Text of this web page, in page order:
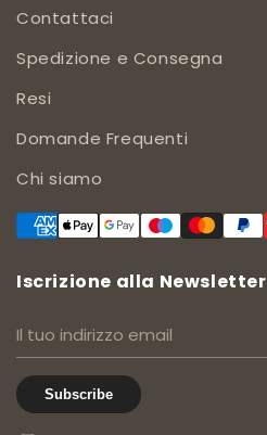
Contattaci
Spedizione e Consegna
Resi
Domande Frequenti
Chi siamo
Iscrizione alla Newsletter
Subscribe